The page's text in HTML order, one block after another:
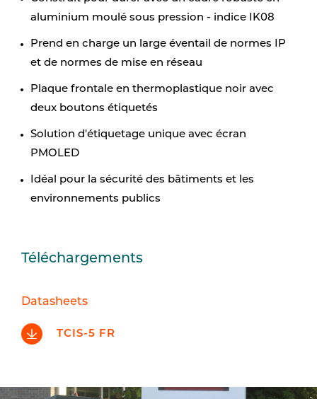
aluminium moulé sous pression - indice IK08
Prend en charge un large éventail de normes IP
et de normes de mise en réseau
Plaque frontale en thermoplastique noir avec
deux boutons étiquetés
Solution d'étiquetage unique avec écran
PMOLED
Idéal pour la sécurité des bâtiments et les
environnements publics
Téléchargements
Datasheets
TCIS-5 FR